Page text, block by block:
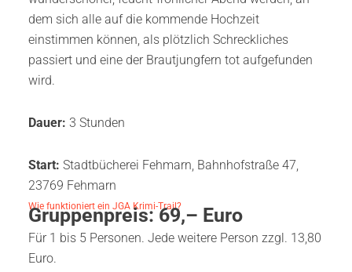
dem sich alle auf die kommende Hochzeit
einstimmen können, als plötzlich Schreckliches
passiert und eine der Brautjungfern tot aufgefunden
wird.
Dauer: 3 Stunden
Start: Stadtbücherei Fehmarn, Bahnhofstraße 47,
23769 Fehmarn
Wie funktioniert ein JGA Krimi-Trail?
Gruppenpreis: 69,– Euro
Für 1 bis 5 Personen. Jede weitere Person zzgl. 13,80
Euro.